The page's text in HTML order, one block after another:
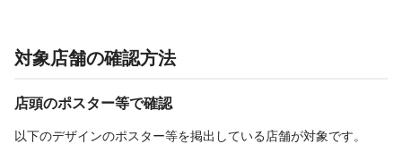
対象店舗の確認方法
店頭のポスター等で確認
以下のデザインのポスター等を掲出している店舗が対象です。